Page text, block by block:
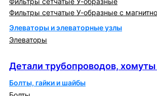
Фильтры сетчатые У-образные с
Элеваторы и элеваторные узлы
Элеваторы
Детали трубопроводов,
Болты, гайки и шайбы